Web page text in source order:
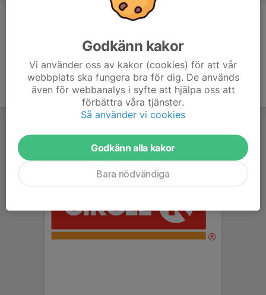
Godkänn kakor
Vi använder oss av kakor (cookies) för att vår
webbplats ska fungera bra för dig. De används
även för webbanalys i syfte att hjälpa oss att
förbättra våra tjänster.
Så använder vi cookies
Godkänn alla kakor
Bara nödvändiga